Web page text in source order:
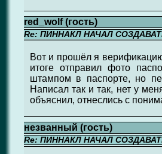
red_wolf (гость)
Re: ПИННАКЛ НАЧАЛ
Вот и прошёл я
итоге отправил фото
штампом в паспорте, но
Написал так и так, нет у
объяснил, отнеслись с
незванный (гость)
Re: ПИННАКЛ НАЧАЛ